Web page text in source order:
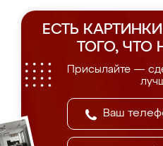
ЕСТЬ
ТОГО, ЧТО
Присылайте —